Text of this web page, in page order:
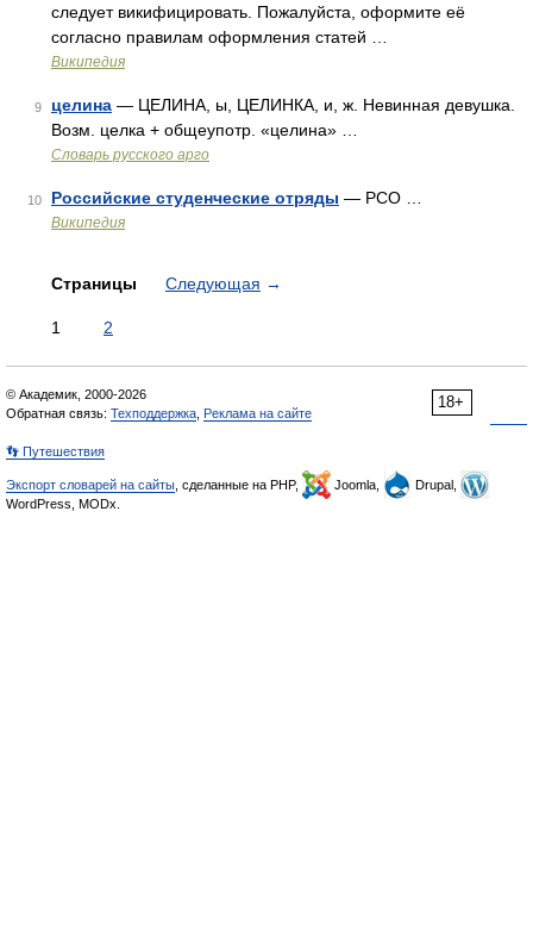
следует викифицировать. Пожалуйста, оформите её
согласно правилам оформления статей …
Википедия
9 целина — ЦЕЛИНА, ы, ЦЕЛИНКА, и, ж. Невинная девушка.
Возм. целка + общеупотр. «целина» …
Словарь русского арго
10 Российские студенческие отряды — РСО …
Википедия
Страницы Следующая →
1 2
18+
© Академик, 2000-2026
Обратная связь: Техподдержка Реклама на сайте
👣 Путешествия
Экспорт словарей на сайты , сделанные на PHP, Joomla,
Drupal,
WordPress, MODx.